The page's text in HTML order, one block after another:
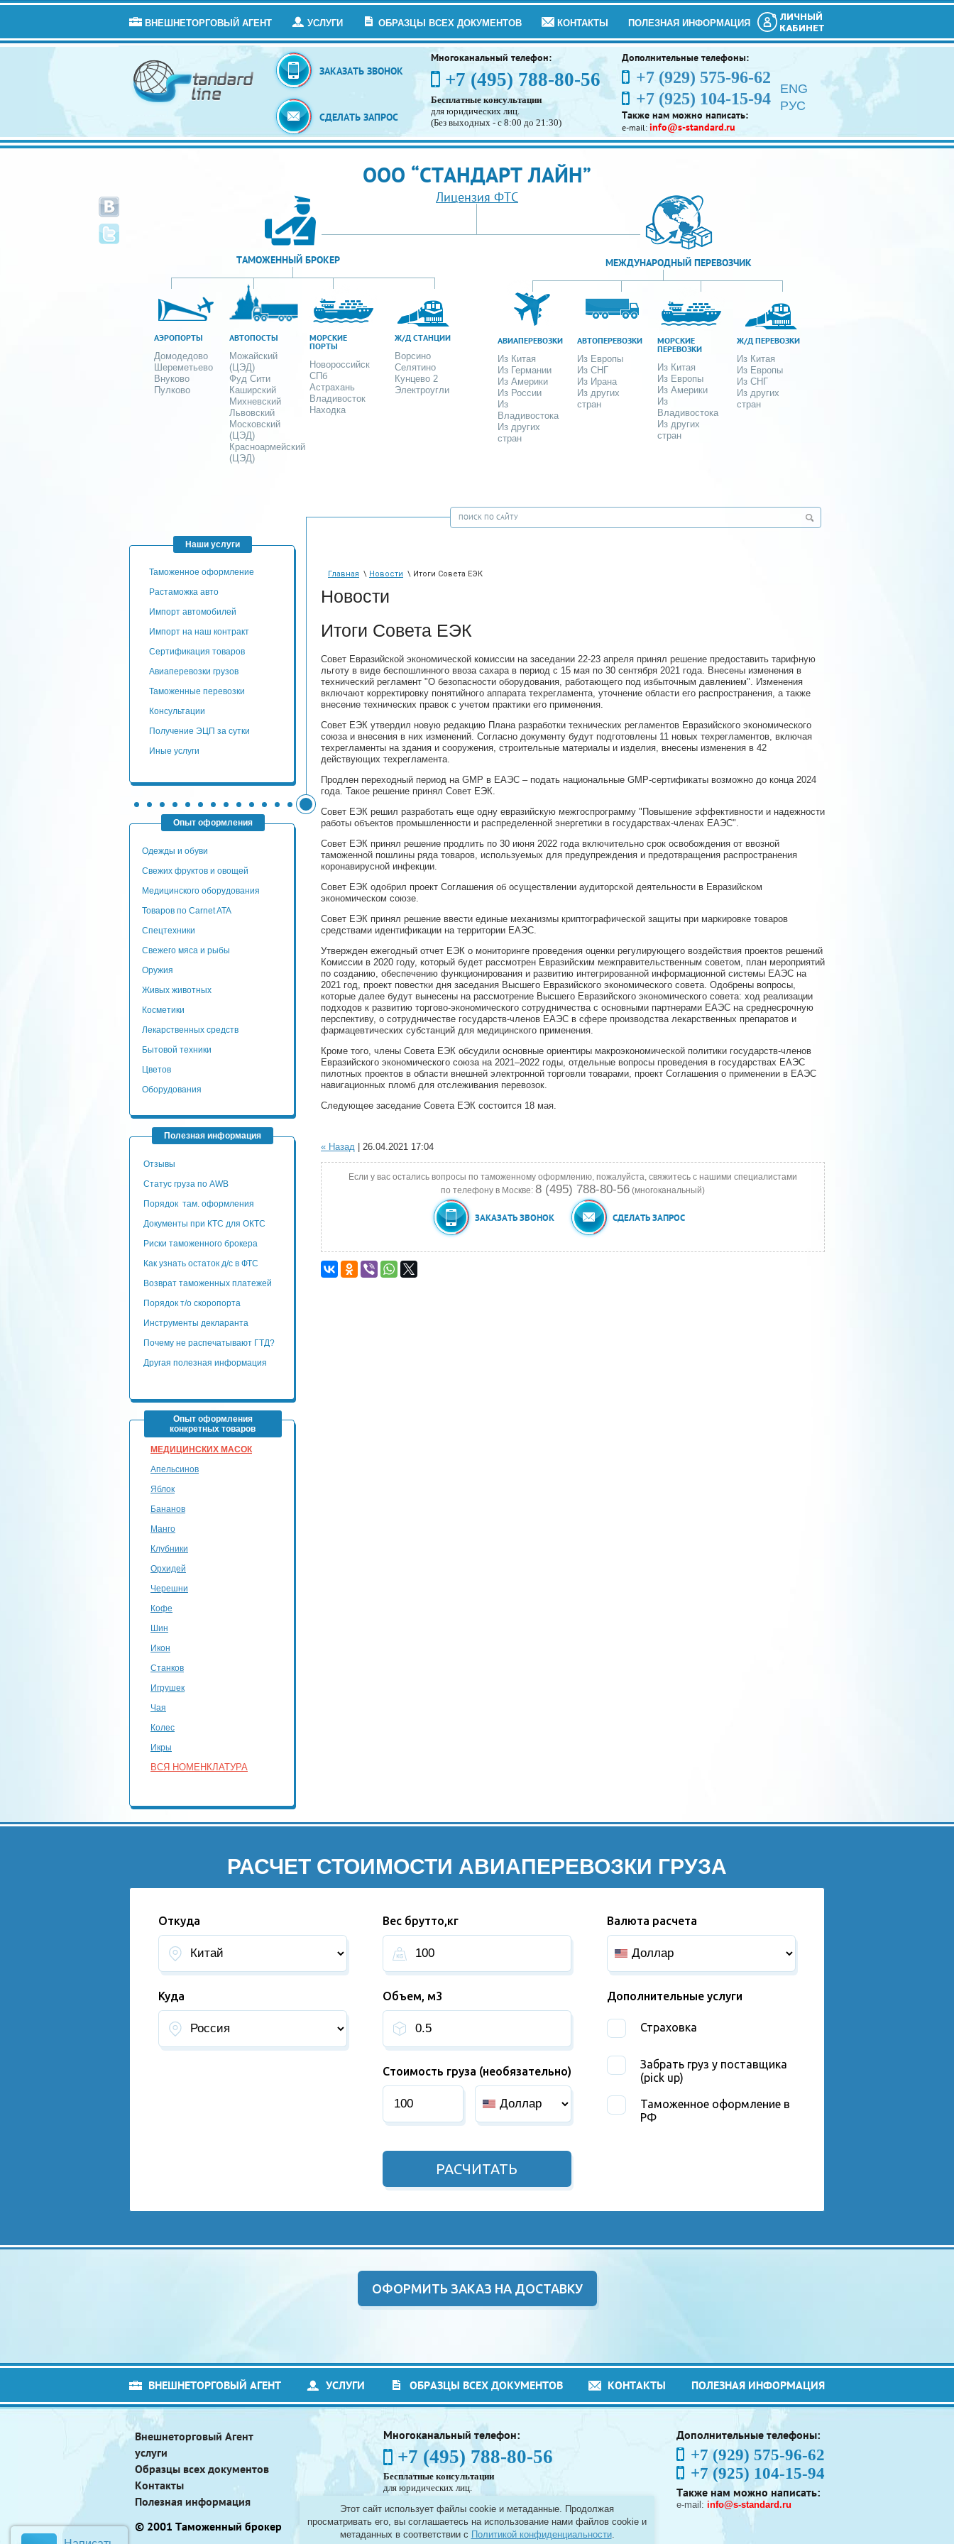
Этот сайт использует файлы cookie и метаданные. Продолжая
просматривать его, вы соглашаетесь на использование нами файлов cookie и
метаданных в соответствии с Политикой конфиденциальности.
ВНЕШНЕТОРГОВЫЙ АГЕНТ УСЛУГИ ОБРАЗЦЫ ВСЕХ ДОКУМЕНТОВ КОНТАКТЫ ПОЛЕЗНАЯ ИНФОРМАЦИЯ
ЛИЧНЫЙ
КАБИНЕТ
ЗАКАЗАТЬ ЗВОНОК
СДЕЛАТЬ ЗАПРОС
Многоканальный телефон:
+7 (495) 788-80-56
Бесплатные консультации
для юридических лиц.
(Без выходных - с 8:00 до 21:30)
Дополнительные телефоны:
+7 (929) 575-96-62
+7 (925) 104-15-94
Также нам можно написать:
e-mail: info@s-standard.ru
ENG
РУС
ООО “СТАНДАРТ ЛАЙН”
Лицензия ФТС
ТАМОЖЕННЫЙ БРОКЕР
АЭРОПОРТЫ
Домодедово
Шереметьево
Внуково
Пулково
АВТОПОСТЫ
Можайский
(ЦЭД)
Фуд Сити
Каширский
Михневский
Львовский
Московский
(ЦЭД)
Красноармейский
(ЦЭД)
МОРСКИЕ
ПОРТЫ
Новороссийск
СПб
Астрахань
Владивосток
Находка
Ж/Д СТАНЦИИ
Ворсино
Селятино
Кунцево 2
Электроугли
МЕЖДУНАРОДНЫЙ ПЕРЕВОЗЧИК
АВИАПЕРЕВОЗКИ
Из Китая
Из Германии
Из Америки
Из России
Из
Владивостока
Из других
стран
АВТОПЕРЕВОЗКИ
Из Европы
Из СНГ
Из Ирана
Из других
стран
МОРСКИЕ
ПЕРЕВОЗКИ
Из Китая
Из Европы
Из Америки
Из
Владивостока
Из других
стран
Ж/Д ПЕРЕВОЗКИ
Из Китая
Из Европы
Из СНГ
Из других
стран
Наши услуги
таможенное оформление
Растаможка авто
Импорт автомобилей
импорт на наш контракт
сертификация товаров
авиаперевозки грузов
таможенные перевозки
консультации
Получение ЭЦП за сутки
Иные услуги
Опыт оформления
Одежды и обуви
Свежих фруктов и овощей
Медицинского оборудования
Товаров по Carnet ATA
Спецтехники
Свежего мяса и рыбы
Оружия
Живых животных
Косметики
Лекарственных средств
Бытовой техники
Цветов
Оборудования
Полезная информация
Отзывы
Статус груза по AWB
Порядок там. оформления
Документы при КТС для ОКТС
Риски таможенного брокера
Как узнать остаток д/с в ФТС
Возврат таможенных платежей
Порядок т/о скоропорта
Инструменты декларанта
Почему не распечатывают ГТД?
Другая полезная информация
Опыт оформления
конкретных товаров
МЕДИЦИНСКИХ МАСОК
Апельсинов
Яблок
Бананов
Манго
Клубники
Орхидей
Черешни
Кофе
Шин
Икон
Станков
Игрушек
Чая
Колес
Икры
ВСЯ НОМЕНКЛАТУРА
Главная \ Новости \ Итоги Совета ЕЭК
Новости
Итоги Совета ЕЭК
Совет Евразийской экономической комиссии на заседании 22-23 апреля принял решение предоставить тарифную
льготу в виде беспошлинного ввоза сахара в период с 15 мая по 30 сентября 2021 года. Внесены изменения в
технический регламент "О безопасности оборудования, работающего под избыточным давлением". Изменения
включают корректировку понятийного аппарата техрегламента, уточнение области его распространения, а также
внесение технических правок с учетом практики его применения.
Совет ЕЭК утвердил новую редакцию Плана разработки технических регламентов Евразийского экономического
союза и внесения в них изменений. Согласно документу будут подготовлены 11 новых техрегламентов, включая
техрегламенты на здания и сооружения, строительные материалы и изделия, внесены изменения в 42
действующих техрегламента.
Продлен переходный период на GMP в ЕАЭС – подать национальные GMP-сертификаты возможно до конца 2024
года. Такое решение принял Совет ЕЭК.
Совет ЕЭК решил разработать еще одну евразийскую межгоспрограмму "Повышение эффективности и надежности
работы объектов промышленности и распределенной энергетики в государствах-членах ЕАЭС".
Совет ЕЭК принял решение продлить по 30 июня 2022 года включительно срок освобождения от ввозной
таможенной пошлины ряда товаров, используемых для предупреждения и предотвращения распространения
коронавирусной инфекции.
Совет ЕЭК одобрил проект Соглашения об осуществлении аудиторской деятельности в Евразийском
экономическом союзе.
Совет ЕЭК принял решение ввести единые механизмы криптографической защиты при маркировке товаров
средствами идентификации на территории ЕАЭС.
Утвержден ежегодный отчет ЕЭК о мониторинге проведения оценки регулирующего воздействия проектов решений
Комиссии в 2020 году, который будет рассмотрен Евразийским межправительственным советом, план мероприятий
по созданию, обеспечению функционирования и развитию интегрированной информационной системы ЕАЭС на
2021 год, проект повестки дня заседания Высшего Евразийского экономического совета. Одобрены вопросы,
которые далее будут вынесены на рассмотрение Высшего Евразийского экономического совета: ход реализации
подходов к развитию торгово-экономического сотрудничества с основными партнерами ЕАЭС на среднесрочную
перспективу, о сотрудничестве государств-членов ЕАЭС в сфере производства лекарственных препаратов и
фармацевтических субстанций для медицинского применения.
Кроме того, члены Совета ЕЭК обсудили основные ориентиры макроэкономической политики государств-членов
Евразийского экономического союза на 2021–2022 годы, отдельные вопросы проведения в государствах ЕАЭС
пилотных проектов в области внешней электронной торговли товарами, проект Соглашения о применении в ЕАЭС
навигационных пломб для отслеживания перевозок.
Следующее заседание Совета ЕЭК состоится 18 мая.
« Назад | 26.04.2021 17:04
Если у вас остались вопросы по таможенному оформлению, пожалуйста, свяжитесь с нашими специалистами
по телефону в Москве: 8 (495) 788-80-56 (многоканальный)
ЗАКАЗАТЬ ЗВОНОК СДЕЛАТЬ ЗАПРОС
РАСЧЕТ СТОИМОСТИ АВИАПЕРЕВОЗКИ ГРУЗА
Откуда
Куда
Вес брутто,кг
Объем, м3
Стоимость груза (необязательно)
Валюта расчета
Дополнительные услуги
Страховка
Забрать груз у поставщика
(pick up)
Таможенное оформление в
РФ
РАСЧИТАТЬ
ОФОРМИТЬ ЗАКАЗ НА ДОСТАВКУ
ВНЕШНЕТОРГОВЫЙ АГЕНТ УСЛУГИ ОБРАЗЦЫ ВСЕХ ДОКУМЕНТОВ КОНТАКТЫ ПОЛЕЗНАЯ ИНФОРМАЦИЯ
Внешнеторговый Агент
услуги
Образцы всех документов
Контакты
Полезная информация
© 2001 Таможенный брокер
Многоканальный телефон:
+7 (495) 788-80-56
Бесплатные консультации
для юридических лиц.
Таможенное оформление грузов в аэропортах
Москвы - Шереметьево, Домодедово и Внуково, а
Дополнительные телефоны:
+7 (929) 575-96-62
+7 (925) 104-15-94
Также нам можно написать:
e-mail: info@s-standard.ru